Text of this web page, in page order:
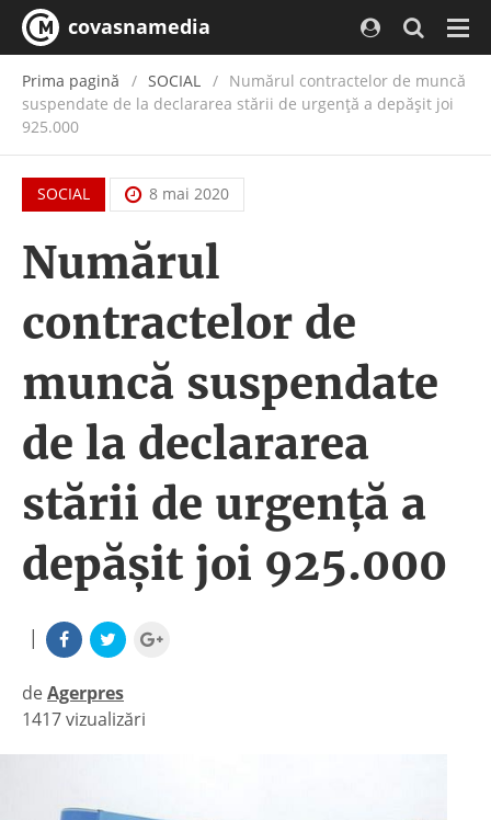
covasnamedia
Prima pagină SOCIAL
Numărul contractelor de muncă
suspendate de la declararea stării de urgenţă a depăşit joi
925.000
SOCIAL 8 mai 2020
Numărul
contractelor de
muncă suspendate
de la declararea
stării de urgenţă a
depăşit joi 925.000
|
deAgerpres
|
1417 vizualizări